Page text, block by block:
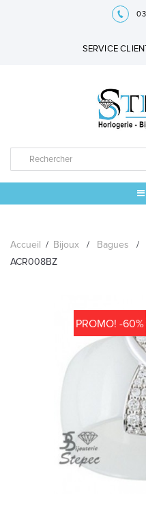
SERVICE
LES
QUI
Accueil / Bijoux / Bagues /
ACR008BZ
PROMO! -60%